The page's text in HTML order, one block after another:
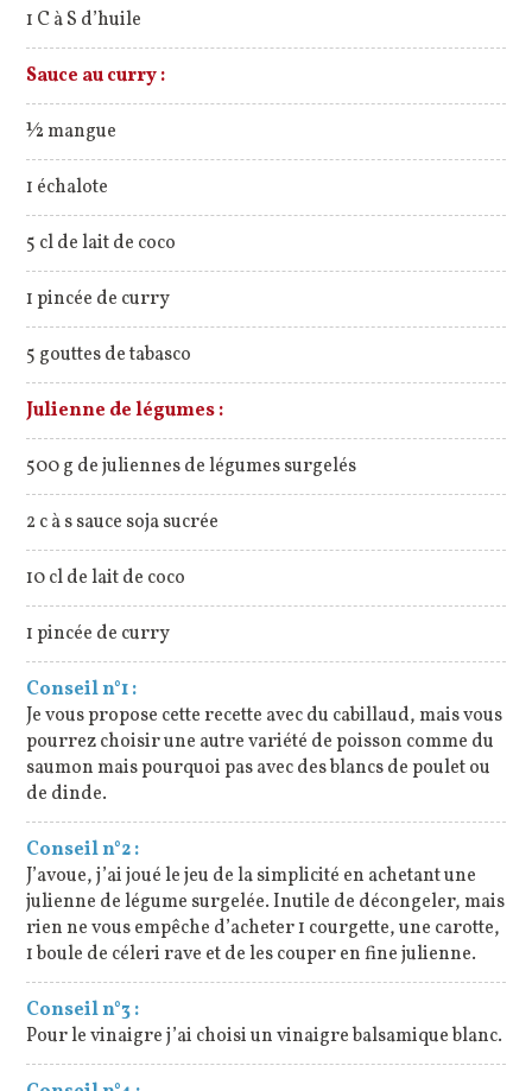
1 C à S d’huile
Sauce au curry :
½ mangue
1 échalote
5 cl de lait de coco
1 pincée de curry
5 gouttes de tabasco
Julienne de légumes :
500 g de juliennes de légumes surgelés
2 c à s sauce soja sucrée
10 cl de lait de coco
1 pincée de curry
Conseil n°1 :
Je vous propose cette recette avec du cabillaud, mais vous
pourrez choisir une autre variété de poisson comme du
saumon mais pourquoi pas avec des blancs de poulet ou
de dinde.
Conseil n°2 :
J’avoue, j’ai joué le jeu de la simplicité en achetant une
julienne de légume surgelée. Inutile de décongeler, mais
rien ne vous empêche d’acheter 1 courgette, une carotte,
1 boule de céleri rave et de les couper en fine julienne.
Conseil n°3 :
Pour le vinaigre j’ai choisi un vinaigre balsamique blanc.